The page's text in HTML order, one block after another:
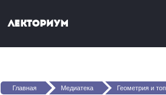
Лекториум
Вы здесь
Главная Медиатека Геометрия и